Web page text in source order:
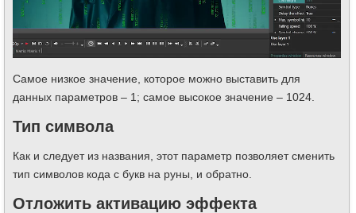
Самое низкое значение, которое можно выставить для
данных параметров – 1; самое высокое значение – 1024.
Тип символа
Как и следует из названия, этот параметр позволяет сменить
тип символов кода с букв на руны, и обратно.
Отложить активацию эффекта